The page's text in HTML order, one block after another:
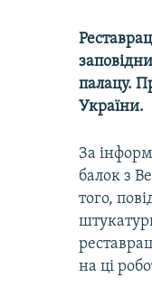
палацу.
України.
За
балок з
того,
на ці